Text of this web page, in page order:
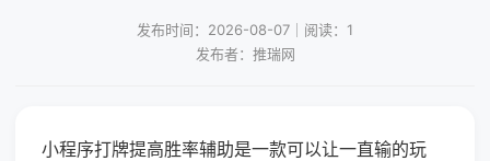
发布时间：2026-08-07｜阅读：1
发布者：推瑞网
小程序打牌提高胜率辅助是一款可以让一直输的玩